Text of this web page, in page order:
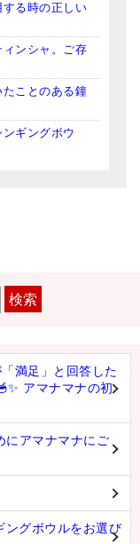
る時の正しい
ンシャ。ご存
ことのある鐘
ギングボウ
検索
満足」と回答した
アマナマナの初
にアマナマナにご
ングボウルをお選び